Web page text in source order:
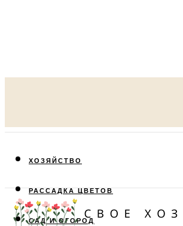
ХОЗЯЙСТВО
РАССАДКА ЦВЕТОВ
САД И ОГОРОД